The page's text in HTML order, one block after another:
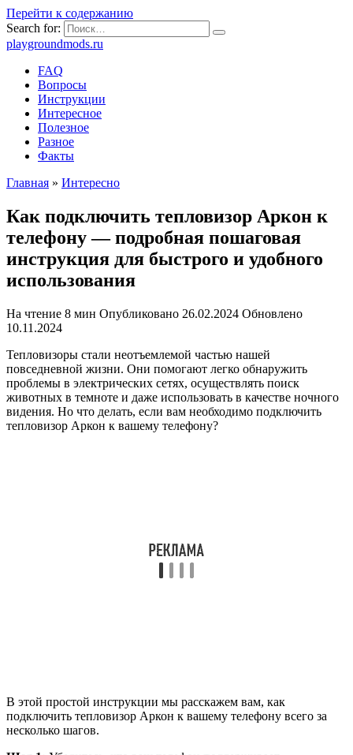
Перейти к содержанию
Search for:
playgroundmods.ru
FAQ
Вопросы
Инструкции
Интересное
Полезное
Разное
Факты
Главная » Интересно
Как подключить тепловизор Аркон к
телефону — подробная пошаговая
инструкция для быстрого и удобного
использования
На чтение 8 мин Опубликовано 26.02.2024 Обновлено
10.11.2024
Тепловизоры стали неотъемлемой частью нашей
повседневной жизни. Они помогают легко обнаружить
проблемы в электрических сетях, осуществлять поиск
животных в темноте и даже использовать в качестве ночного
видения. Но что делать, если вам необходимо подключить
тепловизор Аркон к вашему телефону?
В этой простой инструкции мы расскажем вам, как
подключить тепловизор Аркон к вашему телефону всего за
несколько шагов.